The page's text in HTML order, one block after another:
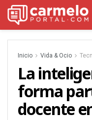
Inicio Vida & Ocio
La
forma
docente